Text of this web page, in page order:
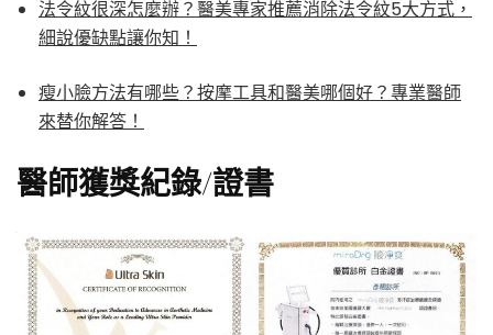
法令紋很深怎麼辦？醫美專家推薦消除法令紋5大方式，
細說優缺點讓你知！
瘦小臉方法有哪些？按摩工具和醫美哪個好？專業醫師
來替你解答！
醫師獲獎紀錄/證書